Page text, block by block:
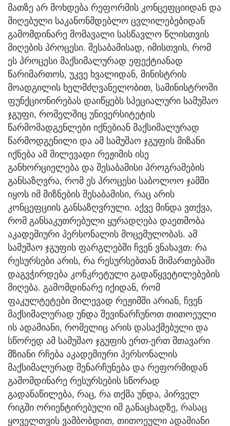
მათზე არ მოხდება რეფორმის კონცეფციიდან და
მიღებული საკანონმდებლო ცვლილებებიდან
გამომდინარე მომავალი სასწავლო წლისთვის
მიღების პროცესი. შესაბამისად, იმისთვის, რომ
ეს პროცესი მაქსიმალურად ეფექტიანად
წარიმართოს, უკვე ხვალიდან, მინისტრის
მოადგილის ხელმძღვანელობით, სამინისტროში
ფუნქციონირებას დაიწყებს სპეციალური სამუშაო
ჯგუფი, რომელშიც უნივერსიტეტის
წარმომადგენლები იქნებიან მაქსიმალურად
წარმოდგენილი და ამ სამუშაო ჯგუფის მიზანი
იქნება ამ მილევადი რეჟიმის ისე
განხორციელება და შესაბამისი პროგრამების
განსაზღვრა, რომ ეს პროცესი საბოლოო ჯამში
იყოს იმ მიზნების შესაბამისი, რაც არის
კონცეფციის განსაზღვრული. აქვე მინდა ვთქვა,
რომ განსაკუთრებული ყურადღება დაეთმობა
აკადემიური პერსონალის მოცემულობას. ამ
სამუშაო ჯგუფის ფარგლებში ჩვენ ვნახავთ: რა
რესურსები არის, რა რესურსებთან მიმართებაში
დაგვჭირდება კონკრეტული გადაწყვეტილებების
მიღება. გამომდინარე იქიდან, რომ
ფაკულტეტები მილევად რეჟიმში არიან, ჩვენ
მაქსიმალურად უნდა შევინარჩუნოთ თითოეული
ის ადამიანი, რომელიც არის დასაქმებული და
სწორედ ამ სამუშაო ჯგუფის ერთ-ერთ მთავარი
მზიანი რჩება აკადემიური პერსონალის
მაქსიმალურად შენარჩუნება და რეფორმიდან
გამომდინარე რესურსების სწორად
გადანაწილება, რაც, რა თქმა უნდა, პირველ
რიგში ორიენტირებული იმ განაცხადზე, რასაც
ყოველთვის ვამბობდით, თითოეული ადამიანი